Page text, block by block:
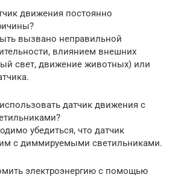
движения постоянно
вызвано неправильной
влиянием внешних
свет, движение животных) или
датчик движения с
убедиться, что датчик
с диммируемыми светильниками.
электроэнергию с помощью